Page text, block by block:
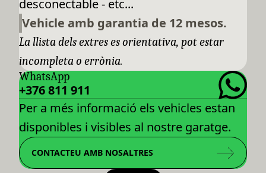
desconectable - etc...
Vehicle amb garantia de 12 mesos.
La llista dels extres es orientativa, pot estar
incompleta o errònia.
WhatsApp
+376 811 911
Per a més informació els vehicles estan
disponibles i visibles al nostre garatge.
CONTACTEU AMB NOSALTRES